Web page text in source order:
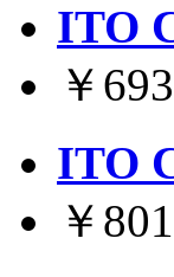
ITO
￥
ITO
￥